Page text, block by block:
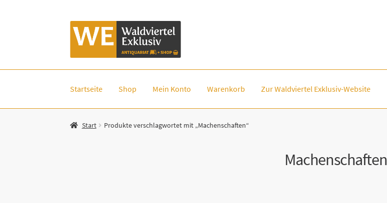
Zur
Navigation
Zum
Inhalt
Startseite Shop Mein Konto Warenkorb Zur Waldviertel Exklusiv-Website
Start Produkte verschlagwortet mit „Machenschaften“
Machenschaften